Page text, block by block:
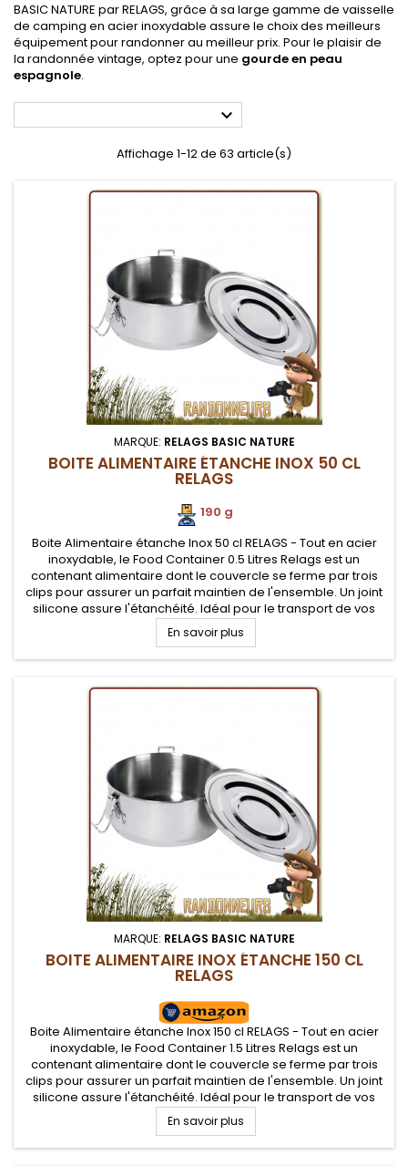
BASIC NATURE par RELAGS, grâce à sa large gamme de vaisselle
de camping en acier inoxydable assure le choix des meilleurs
équipement pour randonner au meilleur prix. Pour le plaisir de
la randonnée vintage, optez pour une gourde en peau
espagnole.

Affichage 1-12 de 63 article(s)
MARQUE: RELAGS BASIC NATURE
BOITE ALIMENTAIRE ÉTANCHE INOX 50 CL
RELAGS
190 g
Boite Alimentaire étanche Inox 50 cl RELAGS - Tout en acier
inoxydable, le Food Container 0.5 Litres Relags est un
contenant alimentaire dont le couvercle se ferme par trois
clips pour assurer un parfait maintien de l'ensemble. Un joint
silicone assure l'étanchéité. Idéal pour le transport de vos
aliments et autres matériels de randonnée, pêche et survie.
En savoir plus
MARQUE: RELAGS BASIC NATURE
BOITE ALIMENTAIRE INOX ÉTANCHE 150 CL
RELAGS
Boite Alimentaire étanche Inox 150 cl RELAGS - Tout en acier
inoxydable, le Food Container 1.5 Litres Relags est un
contenant alimentaire dont le couvercle se ferme par trois
clips pour assurer un parfait maintien de l'ensemble. Un joint
silicone assure l'étanchéité. Idéal pour le transport de vos
aliments et autres matériels de randonnée, pêche et survie.
En savoir plus